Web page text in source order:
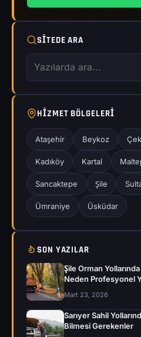
SITEDE ARA
HIZMET BÖLGELERI
Ataşehir Beykoz
Kadıköy Kartal
Sancaktepe Şile
Ümraniye Üsküdar
SON YAZILAR
Şile Orman
Neden Profesyonel
Mart 23, 2026
Sarıyer Sahil
Bilmesi Gerekenler